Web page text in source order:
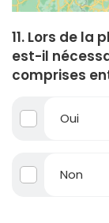
11. Lors de
est-il
comprises
Oui
Non